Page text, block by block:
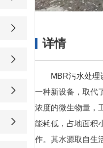
详情
MBR污水处
一种新设备，取代
浓度的微生物量，
能耗低，占地面积
作。其水源取自生